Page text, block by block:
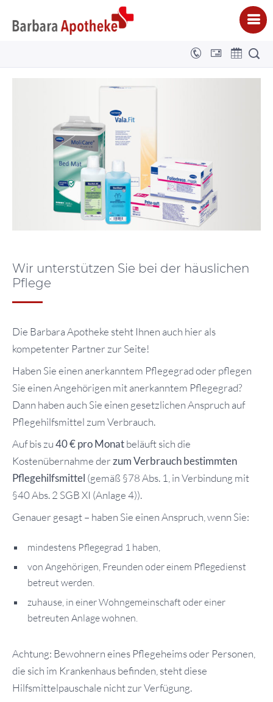
Pflegehilfsmittel für Zuhause
Wir unterstützen Sie bei der häuslichen
Pflege
Die Barbara Apotheke steht Ihnen auch hier als
kompetenter Partner zur Seite!
Haben Sie einen anerkanntem Pflegegrad oder pflegen
Sie einen Angehörigen mit anerkanntem Pflegegrad?
Dann haben auch Sie einen gesetzlichen Anspruch auf
Pflegehilfsmittel zum Verbrauch.
Auf bis zu40 € pro Monatbeläuft sich die
Kostenübernahme derzum Verbrauch bestimmten
Pflegehilfsmittel (gemäß §78 Abs. 1, in Verbindung mit
§40 Abs. 2 SGB XI (Anlage 4)).
Genauer gesagt – haben Sie einen Anspruch, wenn Sie:
mindestens Pflegegrad 1 haben,
von Angehörigen, Freunden oder einem Pflegedienst
betreut werden.
zuhause, in einer Wohngemeinschaft oder einer
betreuten Anlage wohnen.
Achtung: Bewohnern eines Pflegeheims oder Personen,
die sich im Krankenhaus befinden, steht diese
Hilfsmittelpauschale nicht zur Verfügung.